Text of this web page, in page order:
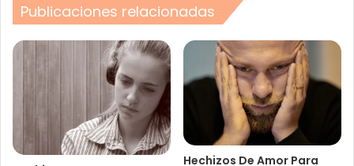
Publicaciones relacionadas
Hechizos De Amor Para